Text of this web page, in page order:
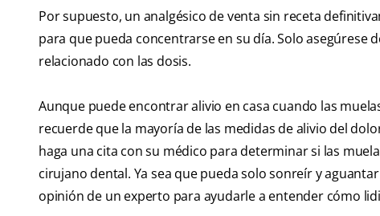
Por supuesto, un analgésico de venta sin receta
para que pueda concentrarse en su día. Solo asegúrese
relacionado con las dosis.
Aunque puede encontrar alivio en casa cuando las
recuerde que la mayoría de las medidas de alivio del
haga una cita con su médico para determinar si las
cirujano dental. Ya sea que pueda solo sonreír y
opinión de un experto para ayudarle a entender cómo